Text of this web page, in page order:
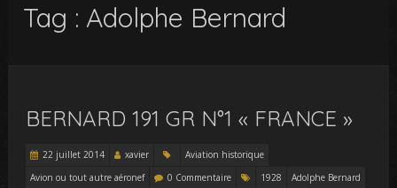
Tag : Adolphe Bernard
BERNARD 191 GR N°1 « FRANCE »
22 juillet 2014 xavier
Aviation historique
Avion ou tout autre aéronef
0 Commentaire 1928
Adolphe Bernard